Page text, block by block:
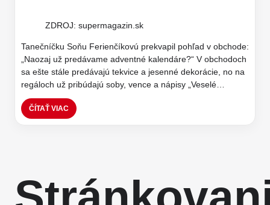
ZDROJ: supermagazin.sk
Tanečníčku Soňu Ferienčíkovú prekvapil pohľad v obchode:
„Naozaj už predávame adventné kalendáre?“ V obchodoch
sa ešte stále predávajú tekvice a jesenné dekorácie, no na
regáloch už pribúdajú soby, vence a nápisy „Veselé…
ČÍTAŤ VIAC